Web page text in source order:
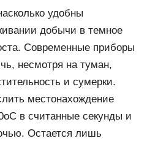
удобны
добычи в темное
Современные приборы
несмотря на туман,
и сумерки.
местонахождение
в считанные секунды и
Остается лишь